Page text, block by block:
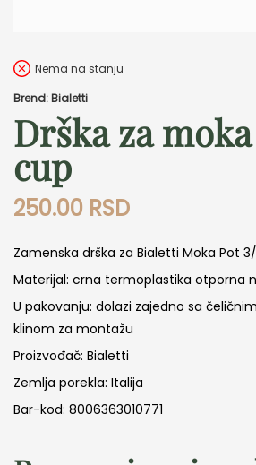
Nema na stanju
Brend: Bialetti
Drška za
cup
250.00 RSD
Zamenska drška za Bialetti Moka Pot
Materijal: crna termoplastika otporna
U pakovanju: dolazi zajedno sa
klinom za montažu
Proizvođač: Bialetti
Zemlja porekla: Italija
Bar-kod: 8006363010771